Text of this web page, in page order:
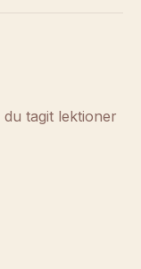
tagit lektioner